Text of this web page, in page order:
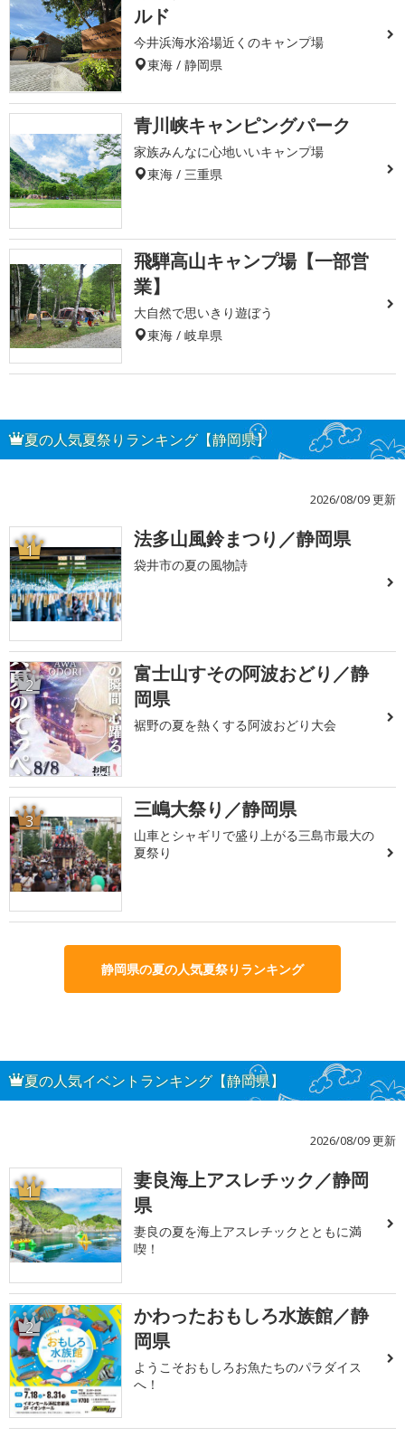
ルド
今井浜海水浴場近くのキャンプ場
東海 / 静岡県
青川峡キャンピングパーク
家族みんなに心地いいキャンプ場
東海 / 三重県
飛騨高山キャンプ場【一部営
業】
大自然で思いきり遊ぼう
東海 / 岐阜県
夏の人気夏祭りランキング【静岡県】
2026/08/09 更新
1 法多山風鈴まつり／静岡県
袋井市の夏の風物詩
2
富士山すその阿波おどり／静
岡県
裾野の夏を熱くする阿波おどり大会
3 三嶋大祭り／静岡県
山車とシャギリで盛り上がる三島市最大の
夏祭り
静岡県の夏の人気夏祭りランキング
夏の人気イベントランキング【静岡県】
2026/08/09 更新
1
妻良海上アスレチック／静岡
県
妻良の夏を海上アスレチックとともに満
喫！
2
かわったおもしろ水族館／静
岡県
ようこそおもしろお魚たちのパラダイス
へ！